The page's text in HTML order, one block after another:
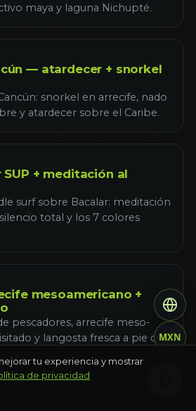
maya y laguna Nichupté.
— atardecer + snorkel
snorkel en arrecife, nado
y atardecer sobre el Caribe.
SUP + meditación al
surf sobre Bacalar: meditación
total y los 7 colores
mesoamericano +
pescadores, arrecife meso-
y langosta fresca a pie de
tu experiencia y mostrar
de privacidad
MXN